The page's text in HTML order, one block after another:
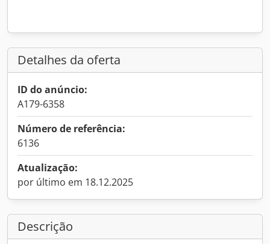
Detalhes da oferta
ID do anúncio:
A179-6358
Número de referência:
6136
Atualização:
por último em 18.12.2025
Descrição